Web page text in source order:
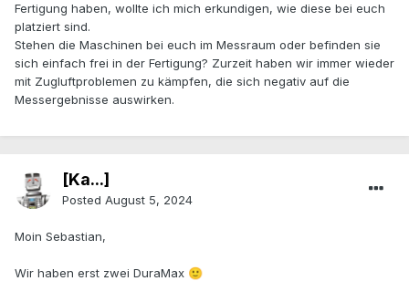
Fertigung haben, wollte ich mich erkundigen, wie diese bei euch
platziert sind.
Stehen die Maschinen bei euch im Messraum oder befinden sie
sich einfach frei in der Fertigung? Zurzeit haben wir immer wieder
mit Zugluftproblemen zu kämpfen, die sich negativ auf die
Messergebnisse auswirken.
[Ka...]
Posted August 5, 2024
Moin Sebastian,
Wir haben erst zwei DuraMax 🙂